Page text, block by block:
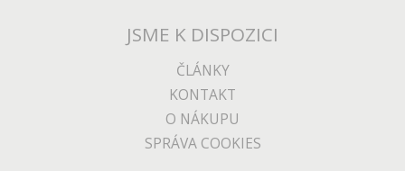
JSME K DISPOZICI
ČLÁNKY
KONTAKT
O NÁKUPU
SPRÁVA COOKIES